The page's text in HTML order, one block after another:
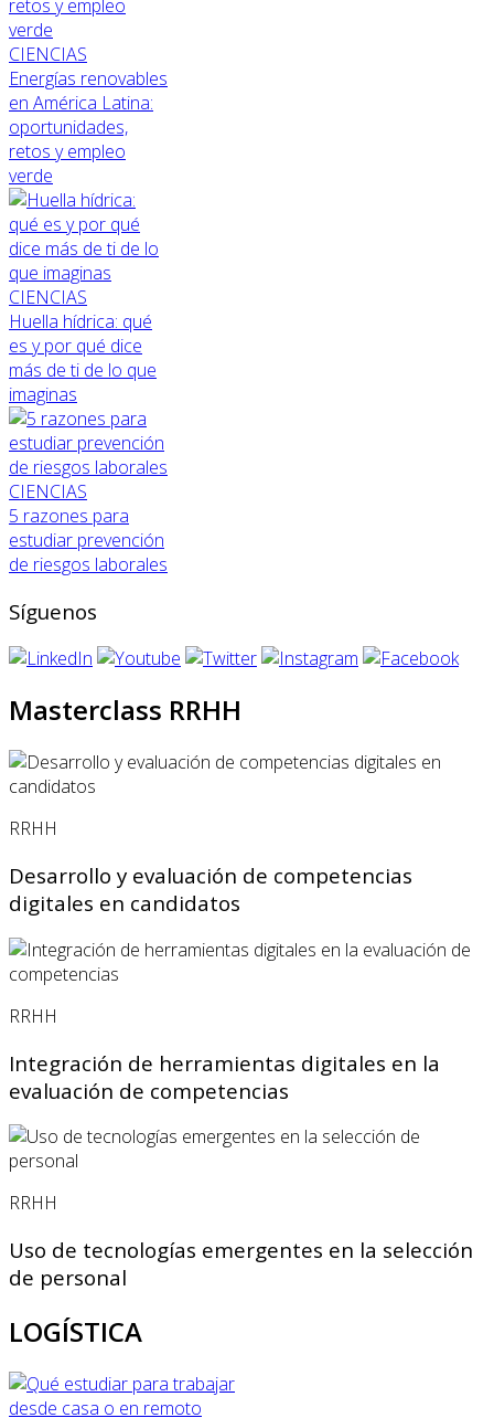
CIENCIAS
Energías renovables
en América Latina:
oportunidades,
retos y empleo
verde
CIENCIAS
Huella hídrica: qué
es y por qué dice
más de ti de lo que
imaginas
CIENCIAS
5 razones para
estudiar prevención
de riesgos laborales
Síguenos
Masterclass RRHH
RRHH
Desarrollo y evaluación de competencias
digitales en candidatos
RRHH
Integración de herramientas digitales en la
evaluación de competencias
RRHH
Uso de tecnologías emergentes en la selección
de personal
LOGÍSTICA